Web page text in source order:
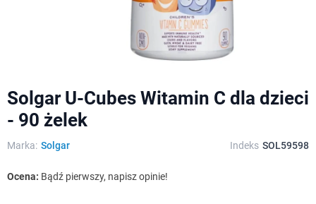
Solgar U-Cubes Witamin C dla dzieci
- 90 żelek
Marka: Solgar Indeks SOL59598
Ocena: Bądź pierwszy, napisz opinie!